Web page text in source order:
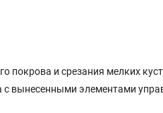
покрова и срезания мелких
вынесенными элементами